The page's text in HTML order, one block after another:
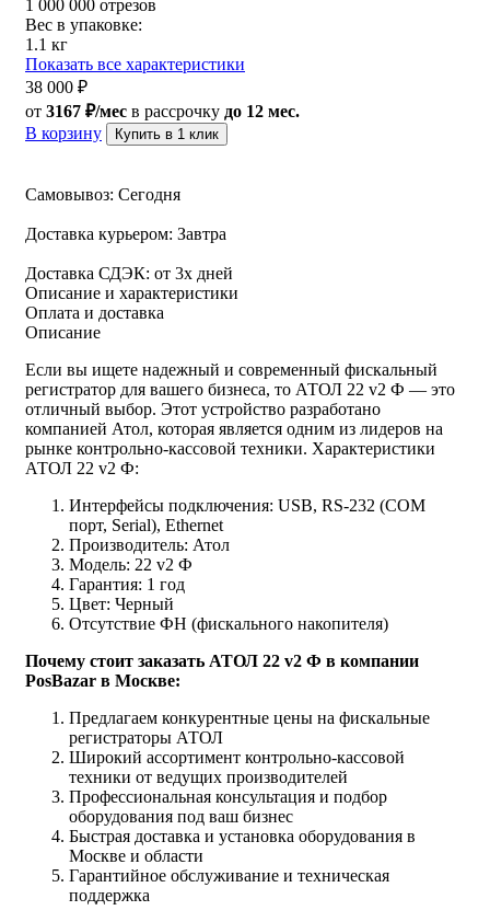
1 000 000 отрезов
Вес в упаковке:
1.1 кг
Показать все характеристики
38 000 ₽
от 3167 ₽/мес в рассрочку до 12 мес.
В корзину
Купить в 1 клик
Самовывоз: Сегодня
Доставка курьером: Завтра
Доставка СДЭК: от 3х дней
Описание и характеристики
Оплата и доставка
Описание
Если вы ищете надежный и современный фискальный
регистратор для вашего бизнеса, то АТОЛ 22 v2 Ф — это
отличный выбор. Этот устройство разработано
компанией Атол, которая является одним из лидеров на
рынке контрольно-кассовой техники. Характеристики
АТОЛ 22 v2 Ф:
Интерфейсы подключения: USB, RS-232 (COM
порт, Serial), Ethernet
Производитель: Атол
Модель: 22 v2 Ф
Гарантия: 1 год
Цвет: Черный
Отсутствие ФН (фискального накопителя)
Почему стоит заказать АТОЛ 22 v2 Ф в компании
PosBazar в Москве:
Предлагаем конкурентные цены на фискальные
регистраторы АТОЛ
Широкий ассортимент контрольно-кассовой
техники от ведущих производителей
Профессиональная консультация и подбор
оборудования под ваш бизнес
Быстрая доставка и установка оборудования в
Москве и области
Гарантийное обслуживание и техническая
поддержка